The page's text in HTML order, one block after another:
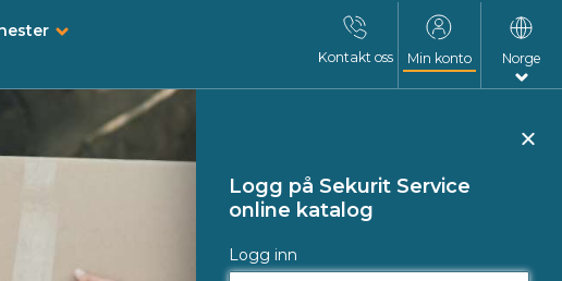
Kontakt oss Min konto Norge
Logg på Sekurit Service
online katalog
Logg inn